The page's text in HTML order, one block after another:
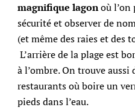
magnifique lagonoù l’on
sécurité et observer de
(et même des raies et des
L’arrière de la plage est
à l’ombre. On trouve
restaurants où boire un
pieds dans l’eau.